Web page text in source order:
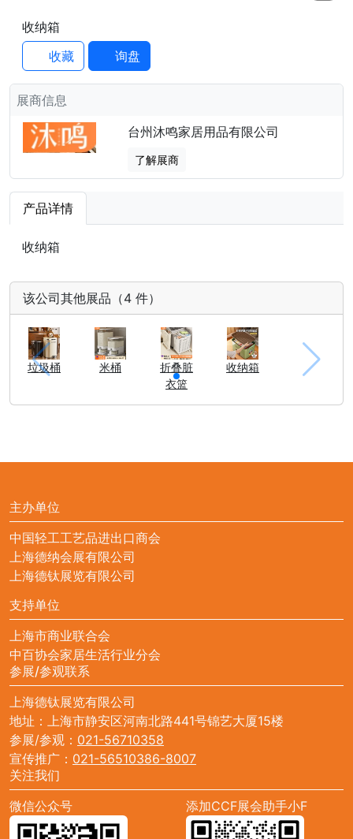
收纳箱
收藏
询盘
展商信息
台州沐鸣家居用品有限公司
了解展商
产品详情
收纳箱
该公司其他展品（4 件）
垃圾桶 米桶
折叠脏
衣篮
收纳箱
主办单位
中国轻工工艺品进出口商会
上海德纳会展有限公司
上海德钛展览有限公司
支持单位
上海市商业联合会
中百协会家居生活行业分会
参展/参观联系
上海德钛展览有限公司
地址：上海市静安区河南北路441号锦艺大厦15楼
参展/参观： 021-56710358
宣传推广： 021-56510386-8007
关注我们
微信公众号
添加CCF展会助手小F